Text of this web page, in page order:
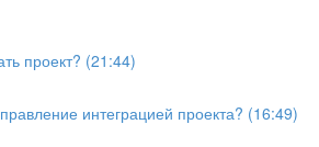
проект? (21:44)
интеграцией проекта? (16:49)